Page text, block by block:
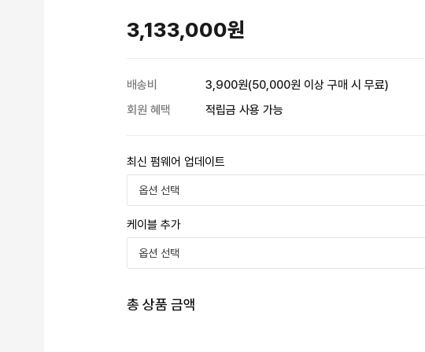
3,133,000원
배송비
3,900원(50,000원 이상 구매 시 무료)
회원 혜택
적립금 사용 가능
최신 펌웨어 업데이트
케이블 추가
총 상품 금액